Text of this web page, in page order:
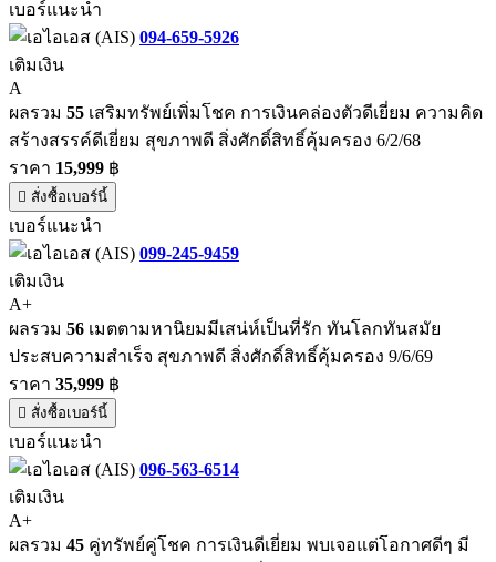
เบอร์แนะนำ
094-659-5926
เติมเงิน
A
ผลรวม 55 เสริมทรัพย์เพิ่มโชค การเงินคล่องตัวดีเยี่ยม ความคิด
สร้างสรรค์ดีเยี่ยม สุขภาพดี สิ่งศักดิ์สิทธิ์คุ้มครอง 6/2/68
ราคา 15,999 ฿
สั่งซื้อเบอร์นี้
เบอร์แนะนำ
099-245-9459
เติมเงิน
A+
ผลรวม 56 เมตตามหานิยมมีเสน่ห์เป็นที่รัก ทันโลกทันสมัย
ประสบความสำเร็จ สุขภาพดี สิ่งศักดิ์สิทธิ์คุ้มครอง 9/6/69
ราคา 35,999 ฿
สั่งซื้อเบอร์นี้
เบอร์แนะนำ
096-563-6514
เติมเงิน
A+
ผลรวม 45 คู่ทรัพย์คู่โชค การเงินดีเยี่ยม พบเจอแต่โอกาศดีๆ มี